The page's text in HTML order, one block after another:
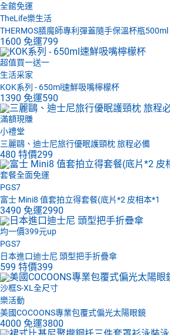
全館免運
TheLife樂生活
THERMOS膳魔師專利彈蓋隨手保溫杯瓶500ml
1600 免運799
超值買一送一
生活采家
KOK系列 - 650ml速鮮吸嘴檸檬杯
1390 免運590
滿額現賺
小禮堂
三麗鷗、迪士尼旅行優眠護頸枕 旅程必備
480 特價299
套餐全面免運
PGS7
富士 Mini8 值套拍立得套餐(底片*2 皮相本*1
3490 免運2990
均一價399元up
PGS7
日本進口迪士尼 頭型把手折疊傘
599 特價399
沙框S-XL全尺寸
樂活動
美國COCOONS專業包覆式偏光太陽眼鏡
4000 免運3800